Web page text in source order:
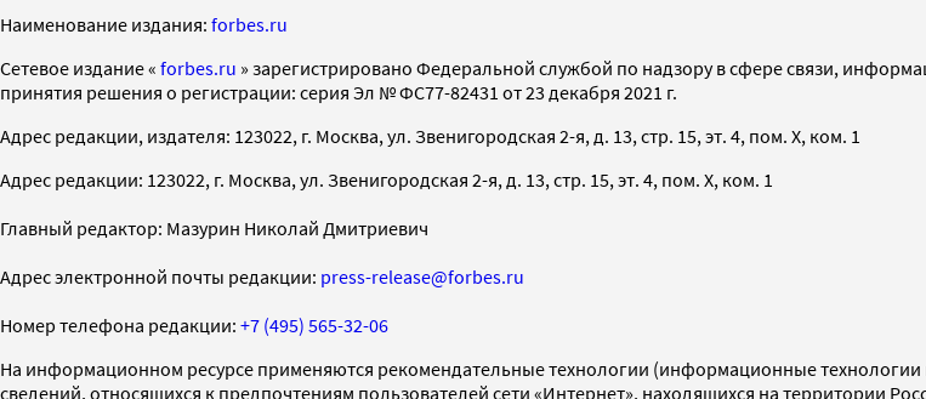
Наименование издания: forbes.ru
Cетевое издание « forbes.ru » зарегистрировано Федеральной службой по надзору в сфере связи,
принятия решения о регистрации: серия Эл № ФС77-82431 от 23 декабря 2021 г.
Адрес редакции, издателя: 123022, г. Москва, ул. Звенигородская 2-я, д. 13, стр. 15, эт. 4, пом. X, ком. 1
Адрес редакции: 123022, г. Москва, ул. Звенигородская 2-я, д. 13, стр. 15, эт. 4, пом. X, ком. 1
Главный редактор: Мазурин Николай Дмитриевич
Адрес электронной почты редакции: press-release@forbes.ru
Номер телефона редакции: +7 (495) 565-32-06
На информационном ресурсе применяются рекомендательные технологии (информационные
сведений, относящихся к предпочтениям пользователей сети «Интернет», находящихся на территории